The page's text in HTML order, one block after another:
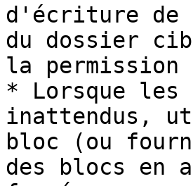
d'écriture de
du dossier
la permission
* Lorsque les
inattendus,
bloc (ou
des blocs en